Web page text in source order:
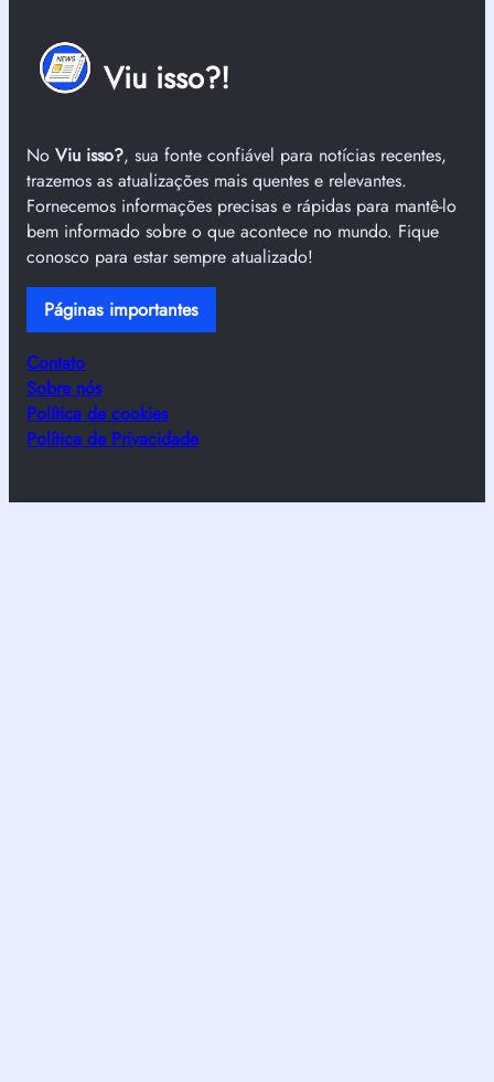
Viu isso?!
No Viu isso?, sua fonte confiável para notícias recentes,
trazemos as atualizações mais quentes e relevantes.
Fornecemos informações precisas e rápidas para mantê-lo
bem informado sobre o que acontece no mundo. Fique
conosco para estar sempre atualizado!
Páginas importantes
Contato
Sobre nós
Política de cookies
Política de Privacidade